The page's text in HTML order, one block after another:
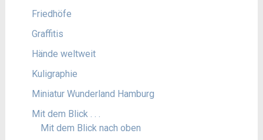
Friedhöfe
Graffitis
Hände weltweit
Kuligraphie
Miniatur Wunderland Hamburg
Mit dem Blick . . .
Mit dem Blick nach oben